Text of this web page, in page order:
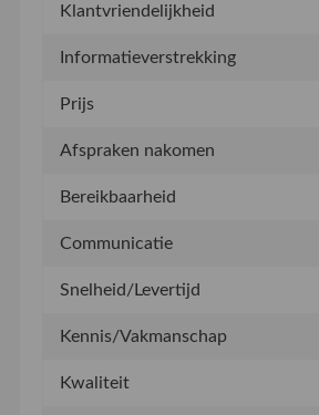
Klantvriendelijkheid
Informatieverstrekking
Prijs
Afspraken nakomen
Bereikbaarheid
Communicatie
Snelheid/Levertijd
Kennis/Vakmanschap
Kwaliteit